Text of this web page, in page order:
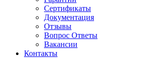
Сертификаты
Документация
Отзывы
Вопрос Ответы
Вакансии
Контакты